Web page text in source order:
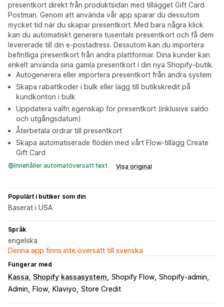
presentkort direkt från produktsidan med tillägget Gift Card
Postman. Genom att använda vår app sparar du dessutom
mycket tid när du skapar presentkort. Med bara några klick
kan du automatiskt generera tusentals presentkort och få dem
levererade till din e-postadress. Dessutom kan du importera
befintliga presentkort från andra plattformar. Dina kunder kan
enkelt använda sina gamla presentkort i din nya Shopify-butik.
Autogenerera eller importera presentkort från andra system
Skapa rabattkoder i bulk eller lägg till butikskredit på
kundkonton i bulk
Uppdatera valfri egenskap för presentkort (inklusive saldo
och utgångsdatum)
Återbetala ordrar till presentkort
Skapa automatiserade flöden med vårt Flow-tillägg Create
Gift Card
Innehåller automatöversatt text Visa original
Populärt i butiker som din
Baserat i USA
Språk
engelska
Denna app finns inte översatt till svenska
Fungerar med
Kassa Shopify kassasystem Shopify Flow Shopify-admin
Admin
Flow Klaviyo Store Credit